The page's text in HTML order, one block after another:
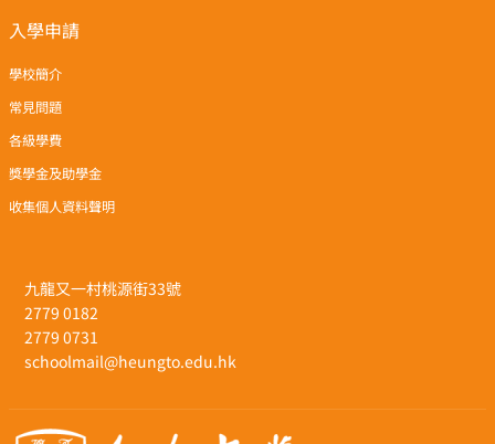
九龍又一村桃源街33號
2779 0182
2779 0731
schoolmail@heungto.edu.hk
入學申請
學校簡介
常見問題
各級學費
獎學金及助學金
收集個人資料聲明